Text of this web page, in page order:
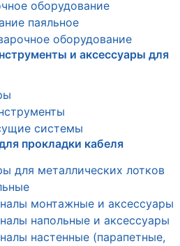
оборудование
паяльное
оборудование
и аксессуары для
системы
прокладки кабеля
для металлических лотков
монтажные и аксессуары
напольные и аксессуары
настенные (парапетные,